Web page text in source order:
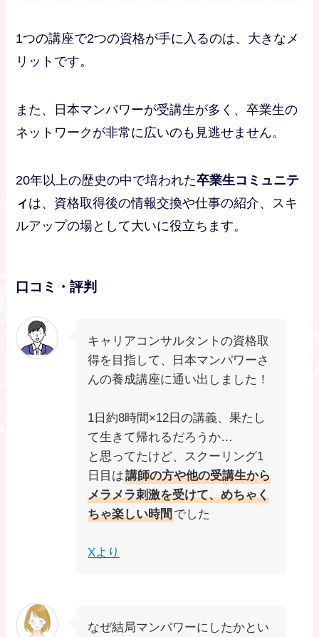
1つの講座で2つの資格が手に入るのは、大きなメ
リットです。
また、日本マンパワーが受講生が多く、卒業生の
ネットワークが非常に広いのも見逃せません。
20年以上の歴史の中で培われた卒業生コミュニテ
ィは、資格取得後の情報交換や仕事の紹介、スキ
ルアップの場として大いに役立ちます。
口コミ・評判
キャリアコンサルタントの資格取
得を目指して、日本マンパワーさ
んの養成講座に通い出しました！
1日約8時間×12日の講義、果たし
て生きて帰れるだろうか…
と思ってたけど、スクーリング1
日目は講師の方や他の受講生から
メラメラ刺激を受けて、めちゃく
ちゃ楽しい時間でした
Xより
なぜ結局マンパワーにしたかとい